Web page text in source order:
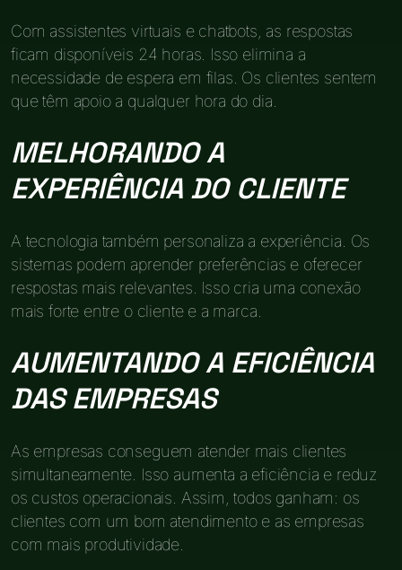
Com assistentes virtuais e chatbots, as respostas
ficam disponíveis 24 horas. Isso elimina a
necessidade de espera em filas. Os clientes sentem
que têm apoio a qualquer hora do dia.
MELHORANDO A
EXPERIÊNCIA DO CLIENTE
A tecnologia também personaliza a experiência. Os
sistemas podem aprender preferências e oferecer
respostas mais relevantes. Isso cria uma conexão
mais forte entre o cliente e a marca.
AUMENTANDO A EFICIÊNCIA
DAS EMPRESAS
As empresas conseguem atender mais clientes
simultaneamente. Isso aumenta a eficiência e reduz
os custos operacionais. Assim, todos ganham: os
clientes com um bom atendimento e as empresas
com mais produtividade.